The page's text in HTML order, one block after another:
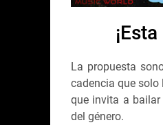
La propuesta
cadencia que solo
que invita a bailar
del género.